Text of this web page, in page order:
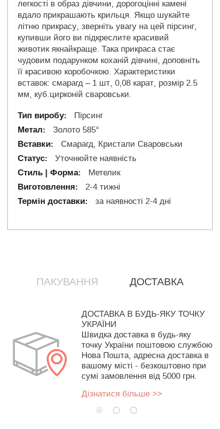
легкості в образ дівчини, дорогоцінні камені
вдало прикрашають крильця. Якщо шукайте
літню прикрасу, зверніть увагу на цей пірсинг,
купивши його ви підкреслите красивий
животик якнайкраще. Така прикраса стає
чудовим подарунком коханій дівчині, доповніть
її красивою коробочкою. Характеристики
вставок: смарагд – 1 шт, 0,08 карат, розмір 2.5
мм, куб.цирконій сваровськи.
Пірсинг
Золото 585°
Смарагд, Кристали Сваровськи
Уточнюйте наявність
Метелик
2-4 тижні
за наявності 2-4 дні
ПАКУВАННЯ ДОСТАВКА
ДОСТАВКА В БУДЬ-ЯКУ ТОЧКУ
УКРАЇНИ
Швидка доставка в будь-яку
точку України поштовою службою
Нова Пошта, адресна доставка в
вашому місті - безкоштовно при
сумі замовлення від 5000 грн.
Дізнатися більше >>